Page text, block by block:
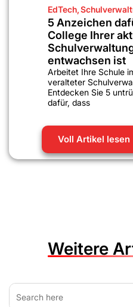
EdTech,
5 Anzeichen
College Ihrer
entwachsen ist
Arbeitet Ihre Schule
veralteter
Entdecken Sie 5
dafür, dass
Voll Artikel lesen
Weitere
Search
for: